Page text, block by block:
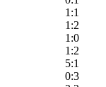
1:1
1:2
1:0
1:2
5:1
0:3